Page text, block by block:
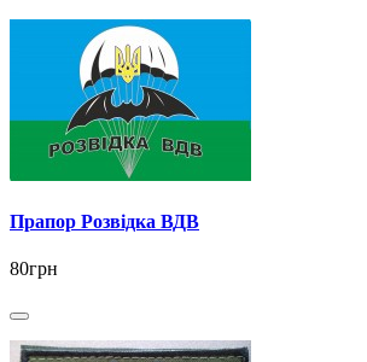
Прапор Розвідка ВДВ
80грн